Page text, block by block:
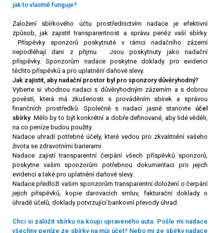
jak to vlastně funguje?
Založení sbírkového účtu prostřednictvím nadace je efektivní
způsob, jak zajistit transparentnost a správu peněz vaší sbírky.
Příspěvky sponzorů poskytnuté v
rámci nadačního zázemí
nepodléhají dani z
přijmu. Jsou poskytnuty jako nadační
příspěvky.Sponzorům nadace poskytne doklady pro evidenci
těchto příspěvků a pro uplatnění daňové slevy.
Jak zajistit, aby nadační prostor byl pro sponzory důvěryhodný?
Vyberte si vhodnou nadaci s důvěryhodným zázemím a s dobrou
pověstí, která má zkušenosti s prováděním sbírek a správou
finančních prostředků. Společně s nadací jasně stanovte účel
sbírky. Mělo by to být konkrétní a dobře definované, aby lidé věděli,
na co peníze budou použity.
Nadace uhradí potřebné účely, které vedou pro zkvalitnění vašeho
života se zdravotními barierami.
Nadace zajistí transparentní čerpání všech příspěvků sponzorů,
poskytne vašim sponzorům potřebnou dokumentaci pro jejich
evidenci a také pro uplatnění daňové slevy.
Nadace předloží vašim sponzorům transparentní doložení o čerpání
jejich příspěvků, kopie darovacích smluv, fakturační doklady o
úhradě účelů, doklady potvrzující bankovní převody úhrad.
Chci si založit sbírku na koupi upraveného auta. Pošle mi nadace
všechny peníze ze sbírky na můj účet? Nebo mi ze sbírky nadace